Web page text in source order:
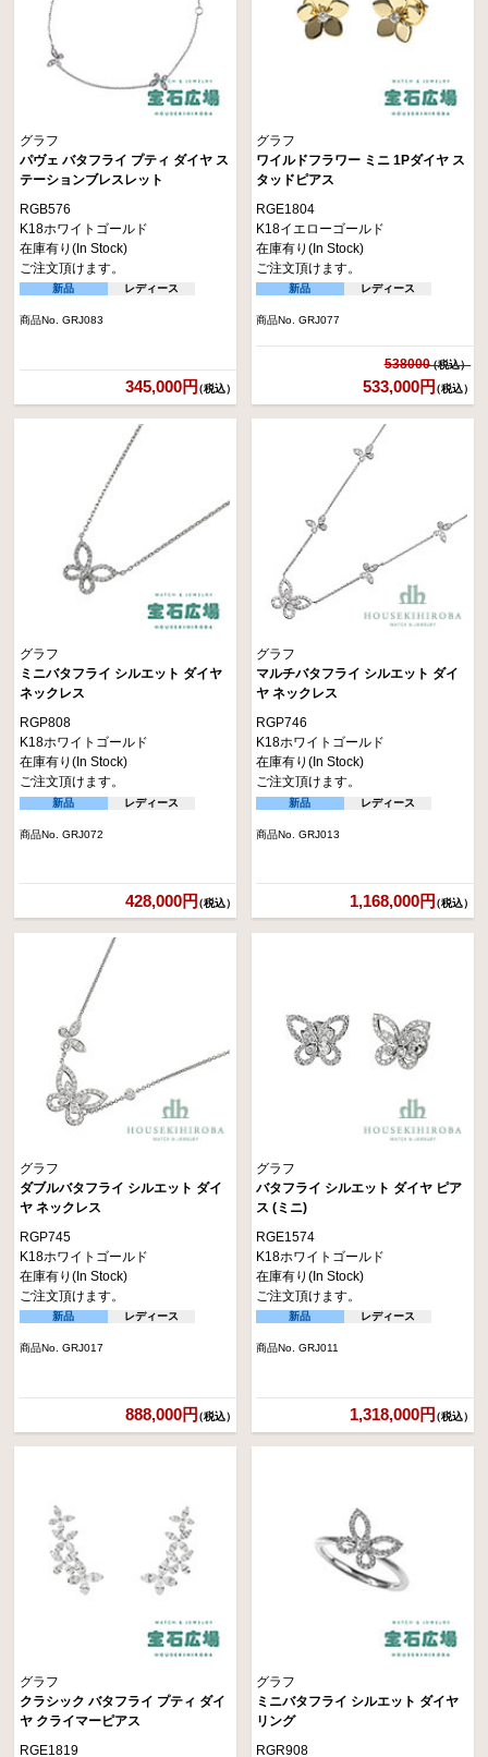
グラフ
パヴェ バタフライ プティ ダイヤ ス
テーションブレスレット
RGB576
K18ホワイトゴールド
在庫有り(In Stock)
ご注文頂けます。
新品 レディース
商品No. GRJ083
345,000円（税込）
グラフ
ワイルドフラワー ミニ 1Pダイヤ ス
タッドピアス
RGE1804
K18イエローゴールド
在庫有り(In Stock)
ご注文頂けます。
新品 レディース
商品No. GRJ077
538000
533,000円（税込）
グラフ
ミニバタフライ シルエット ダイヤ
ネックレス
RGP808
K18ホワイトゴールド
在庫有り(In Stock)
ご注文頂けます。
新品 レディース
商品No. GRJ072
428,000円（税込）
グラフ
マルチバタフライ シルエット ダイ
ヤ ネックレス
RGP746
K18ホワイトゴールド
在庫有り(In Stock)
ご注文頂けます。
新品 レディース
商品No. GRJ013
1,168,000円（税込）
グラフ
ダブルバタフライ シルエット ダイ
ヤ ネックレス
RGP745
K18ホワイトゴールド
在庫有り(In Stock)
ご注文頂けます。
新品 レディース
商品No. GRJ017
888,000円（税込）
グラフ
バタフライ シルエット ダイヤ ピア
ス (ミニ)
RGE1574
K18ホワイトゴールド
在庫有り(In Stock)
ご注文頂けます。
新品 レディース
商品No. GRJ011
1,318,000円（税込）
グラフ
クラシック バタフライ プティ ダイ
ヤ クライマーピアス
RGE1819
グラフ
ミニバタフライ シルエット ダイヤ
リング
RGR908